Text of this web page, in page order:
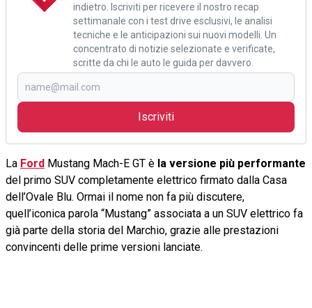
indietro. Iscriviti per ricevere il nostro recap
settimanale con i test drive esclusivi, le analisi
tecniche e le anticipazioni sui nuovi modelli. Un
concentrato di notizie selezionate e verificate,
scritte da chi le auto le guida per davvero.
Iscriviti
La Ford Mustang Mach-E GT è la versione più performante
del primo SUV completamente elettrico firmato dalla Casa
dell’Ovale Blu. Ormai il nome non fa più discutere,
quell’iconica parola “Mustang” associata a un SUV elettrico fa
già parte della storia del Marchio, grazie alle prestazioni
convincenti delle prime versioni lanciate.